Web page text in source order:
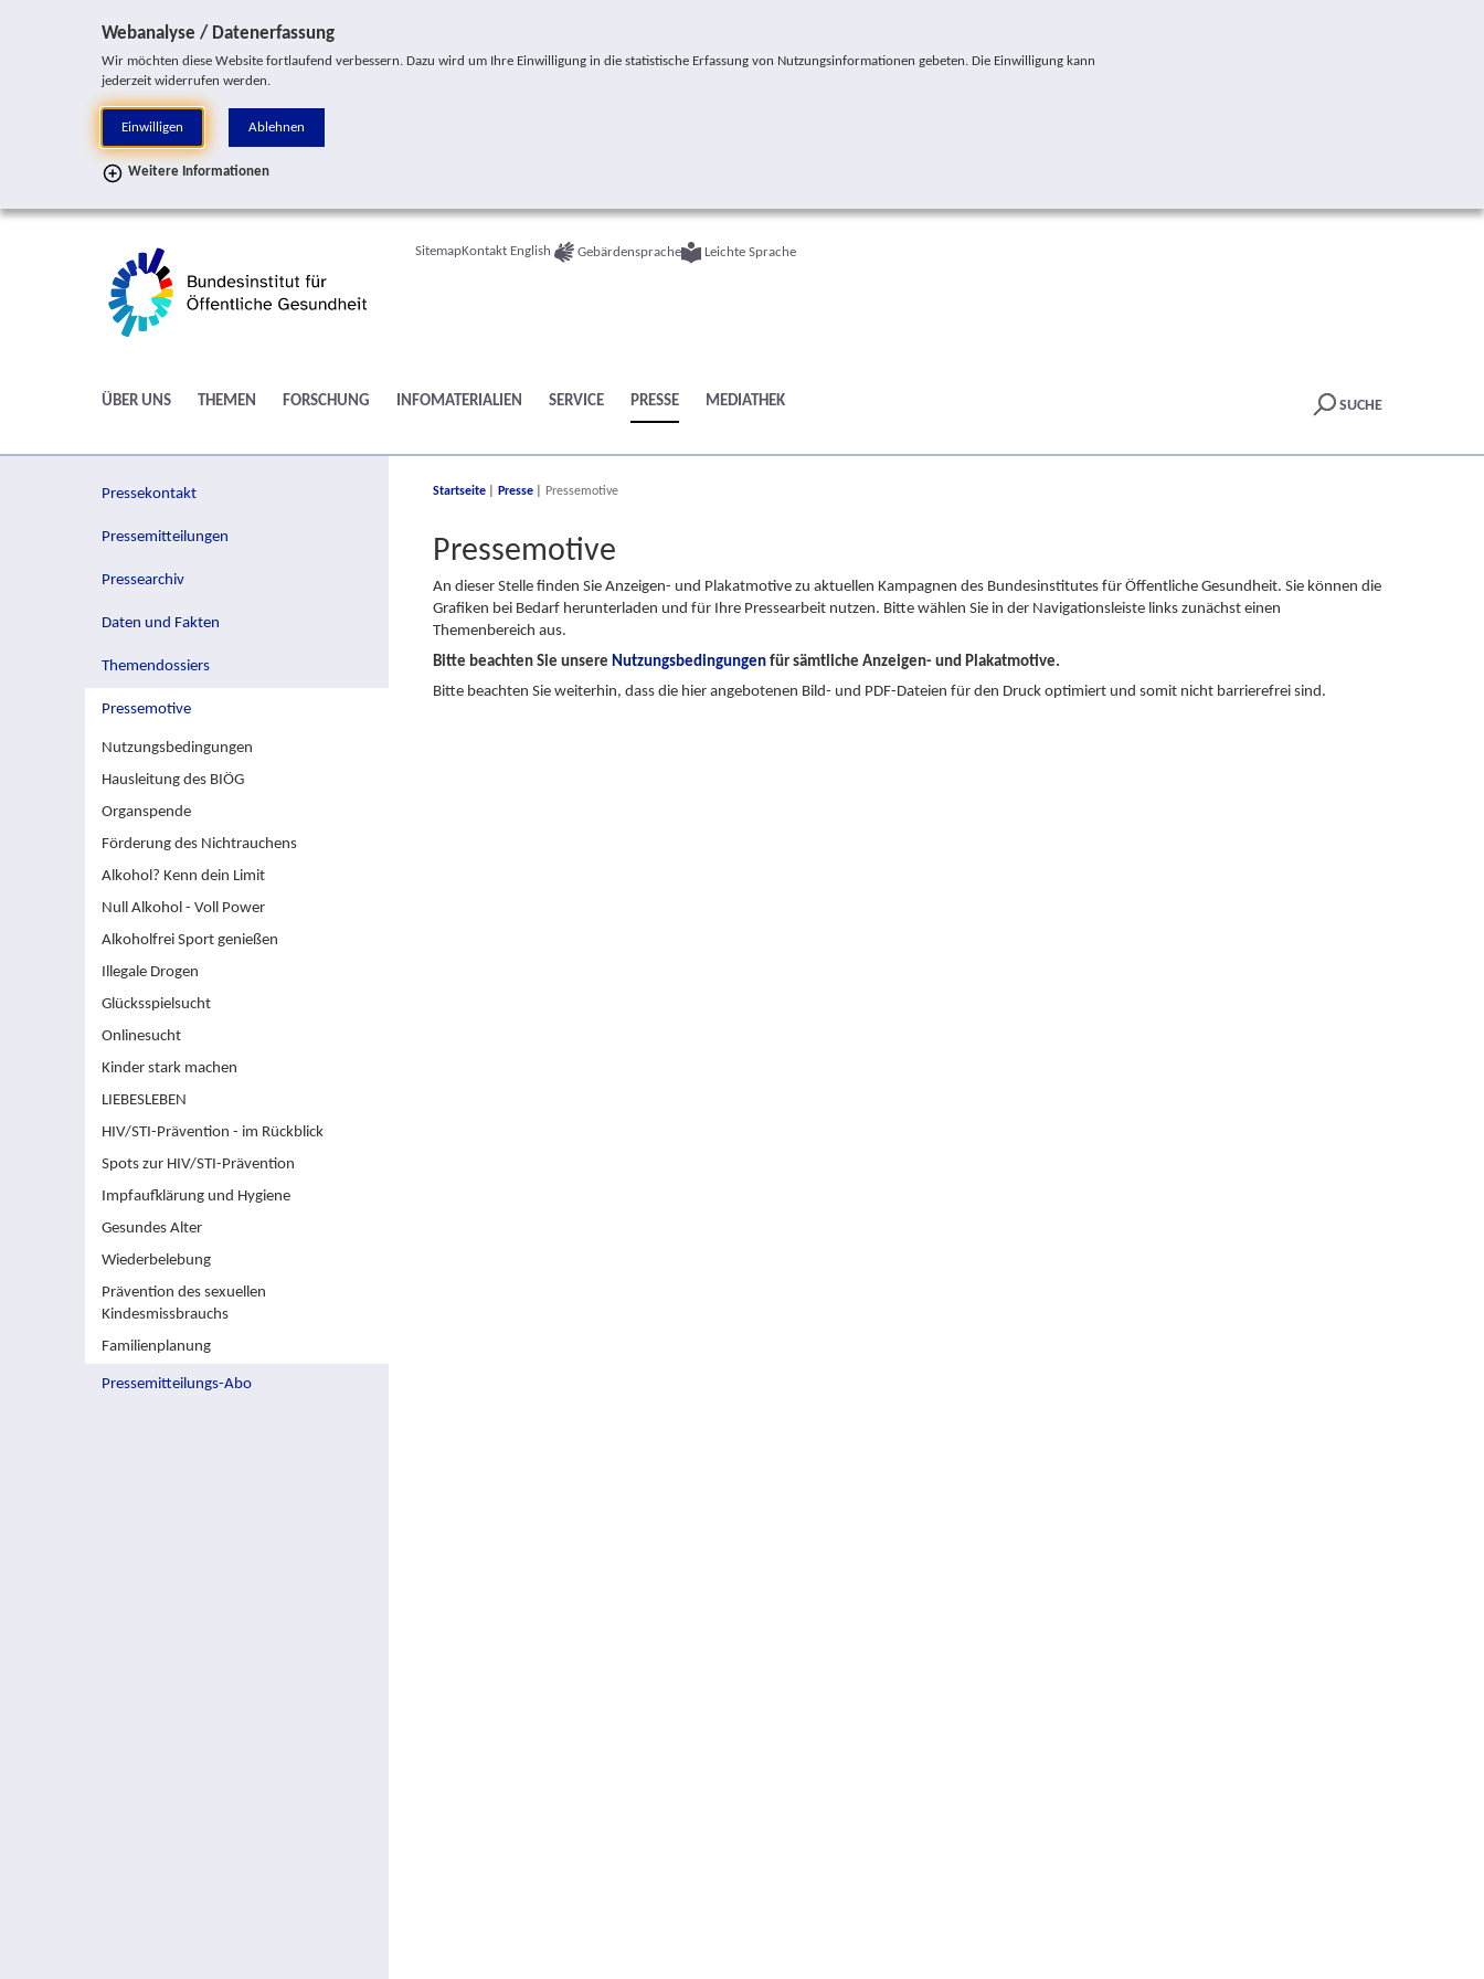
Webanalyse / Datenerfassung
Wir möchten diese Website fortlaufend verbessern. Dazu wird um Ihre Einwilligung in die statistische Erfassung von Nutzungsinformationen gebeten. Die Einwilligung kann
jederzeit widerrufen werden.
Einwilligen Ablehnen
Weitere Informationen
SitemapKontakt English Gebärdensprache Leichte Sprache
ÜBER UNS THEMEN FORSCHUNG INFOMATERIALIEN SERVICE PRESSE MEDIATHEK SUCHE
Pressekontakt
Pressemitteilungen
Pressearchiv
Daten und Fakten
Themendossiers
Pressemotive
Nutzungsbedingungen
Hausleitung des BIÖG
Organspende
Förderung des Nichtrauchens
Alkohol? Kenn dein Limit
Null Alkohol - Voll Power
Alkoholfrei Sport genießen
Illegale Drogen
Glücksspielsucht
Onlinesucht
Kinder stark machen
LIEBESLEBEN
HIV/STI-Prävention - im Rückblick
Spots zur HIV/STI-Prävention
Impfaufklärung und Hygiene
Gesundes Alter
Wiederbelebung
Prävention des sexuellen
Kindesmissbrauchs
Familienplanung
Pressemitteilungs-Abo
You are here:
Startseite Presse Pressemotive
Pressemotive
An dieser Stelle finden Sie Anzeigen- und Plakatmotive zu aktuellen Kampagnen des Bundesinstitutes für Öffentliche Gesundheit. Sie können die
Grafiken bei Bedarf herunterladen und für Ihre Pressearbeit nutzen. Bitte wählen Sie in der Navigationsleiste links zunächst einen
Themenbereich aus.
Bitte beachten Sie unsere Nutzungsbedingungen für sämtliche Anzeigen- und Plakatmotive.
Bitte beachten Sie weiterhin, dass die hier angebotenen Bild- und PDF-Dateien für den Druck optimiert und somit nicht barrierefrei sind.